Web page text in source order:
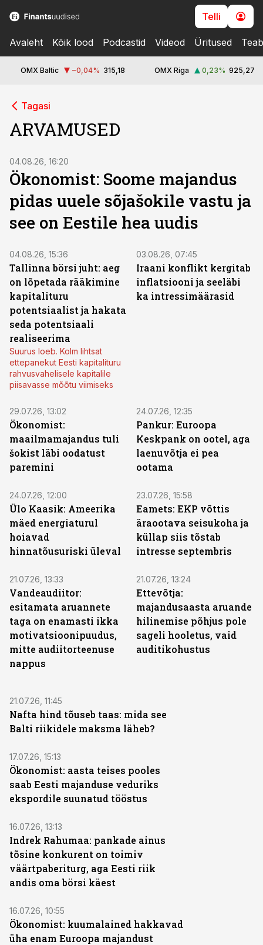
Telli
Avaleht Kõik lood Podcastid Videod Üritused
OMX Baltic −0,04% 315,18 OMX Riga 0,23% 925,27
Tagasi
ARVAMUSED
04.08.26, 16:20
Ökonomist: Soome majandus
pidas uuele sõjašokile vastu ja
see on Eestile hea uudis
04.08.26, 15:36
Tallinna börsi juht: aeg
on lõpetada rääkimine
kapitalituru
potentsiaalist ja hakata
seda potentsiaali
realiseerima
Suurus loeb. Kolm lihtsat
ettepanekut Eesti kapitalituru
rahvusvahelisele kapitalile
piisavasse mõõtu viimiseks
03.08.26, 07:45
Iraani konflikt kergitab
inflatsiooni ja seeläbi
ka intressimäärasid
29.07.26, 13:02
Ökonomist:
maailmamajandus tuli
šokist läbi oodatust
paremini
24.07.26, 12:35
Pankur: Euroopa
Keskpank on ootel, aga
laenuvõtja ei pea
ootama
24.07.26, 12:00
Ülo Kaasik: Ameerika
mäed energiaturul
hoiavad
hinnatõusuriski üleval
23.07.26, 15:58
Eamets: EKP võttis
äraootava seisukoha ja
küllap siis tõstab
intresse septembris
21.07.26, 13:33
Vandeaudiitor:
esitamata aruannete
taga on enamasti ikka
motivatsioonipuudus,
mitte audiitorteenuse
nappus
21.07.26, 13:24
Ettevõtja:
majandusaasta aruande
hilinemise põhjus pole
sageli hooletus, vaid
auditikohustus
21.07.26, 11:45
Nafta hind tõuseb taas: mida see
Balti riikidele maksma läheb?
17.07.26, 15:13
Ökonomist: aasta teises pooles
saab Eesti majanduse veduriks
ekspordile suunatud tööstus
16.07.26, 13:13
Indrek Rahumaa: pankade ainus
tõsine konkurent on toimiv
väärtpaberiturg, aga Eesti riik
andis oma börsi käest
16.07.26, 10:55
Ökonomist: kuumalained hakkavad
üha enam Euroopa majandust